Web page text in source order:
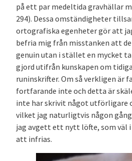
på ett par medeltida gravhällar
294). Dessa omständigheter
ortografiska egenheter gör att
befria mig från misstanken att
genuin utan i stället en mycket
gjord utifrån kunskapen om
runinskrifter. Om så verkligen är
fortfarande inte och detta är
inte har skrivit något utförligare
vilket jag naturligtvis någon gång
jag avgett ett nytt löfte, som väl
att infrias.